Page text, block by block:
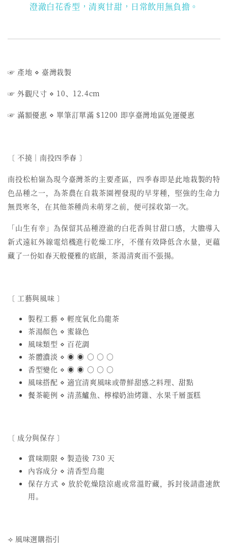
澄澈白花香型，清爽甘甜，日常飲用無負擔。
☞ 產地 ⋄ 臺灣栽製
☞ 外觀尺寸 ⋄ 10、12.4cm
☞ 滿額優惠 ⋄ 單筆訂單滿 $1200 即享臺灣地區免運優惠
〔 不撓︱南投四季春 〕
南投松柏嶺為現今臺灣茶的主要產區，四季春即是此地栽製的特
色品種之一，為茶農在自栽茶園裡發現的早芽種，堅強的生命力
無畏寒冬，在其他茶種尚未萌芽之前，便可採收第一次。
「山生有幸」為保留其品種澄澈的白花香與甘甜口感，大膽導入
新式遠紅外線電焙機進行乾燥工序，不僅有效降低含水量，更蘊
藏了一份如春天般優雅的底韻，茶湯清爽而不張揚。
〔 工藝與風味 〕
製程工藝 ⋄ 輕度氧化烏龍茶
茶湯顏色 ⋄ 蜜綠色
風味類型 ⋄ 百花調
茶體濃淡 ⋄ ◉ ◉ ○ ○ ○
香型變化 ⋄ ◉ ◉ ○ ○ ○
風味搭配 ⋄ 適宜清爽風味或帶鮮甜感之料理、甜點
餐茶範例 ⋄ 清蒸鱸魚、檸檬奶油烤雞、水果千層蛋糕
〔 成分與保存 〕
賞味期限 ⋄ 製造後 730 天
內容成分 ⋄ 清香型烏龍
保存方式 ⋄ 放於乾燥陰涼處或常溫貯藏，拆封後請盡速飲
用。
⟢ 風味選購指引